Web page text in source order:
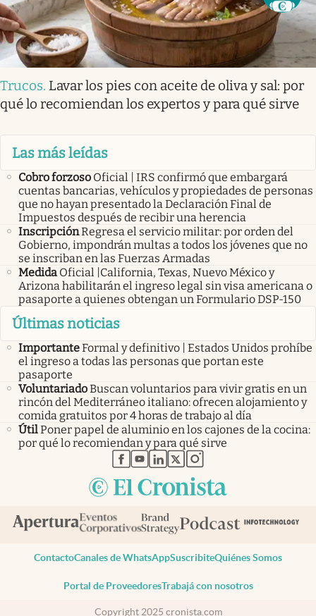
Trucos. Lavar los pies con aceite de oliva y sal: por
qué lo recomiendan los expertos y para qué sirve
Las más leídas
Cobro forzoso Oficial | IRS confirmó que embargará
cuentas bancarias, vehículos y propiedades de personas
que no hayan presentado la Declaración Final de
Impuestos después de recibir una herencia
InscripciónRegresa el servicio militar: por orden del
Gobierno, impondrán multas a todos los jóvenes que no
se inscriban en las Fuerzas Armadas
Medida Oficial |California, Texas, Nuevo México y
Arizona habilitarán el ingreso legal sin visa americana o
pasaporte a quienes obtengan un Formulario DSP-150
Últimas noticias
ImportanteFormal y definitivo | Estados Unidos prohíbe
el ingreso a todas las personas que portan este
pasaporte
VoluntariadoBuscan voluntarios para vivir gratis en un
rincón del Mediterráneo italiano: ofrecen alojamiento y
comida gratuitos por 4 horas de trabajo al día
ÚtilPoner papel de aluminio en los cajones de la cocina:
por qué lo recomiendan y para qué sirve
abre en nueva pestaña
abre en nueva pestaña
abre en nueva pestaña
abre en nueva pestaña
abre en nueva pestaña
ContactoCanales de WhatsAppSuscribiteQuiénes Somos
Portal de ProveedoresTrabajá con nosotros
Copyright 2025 cronista.com